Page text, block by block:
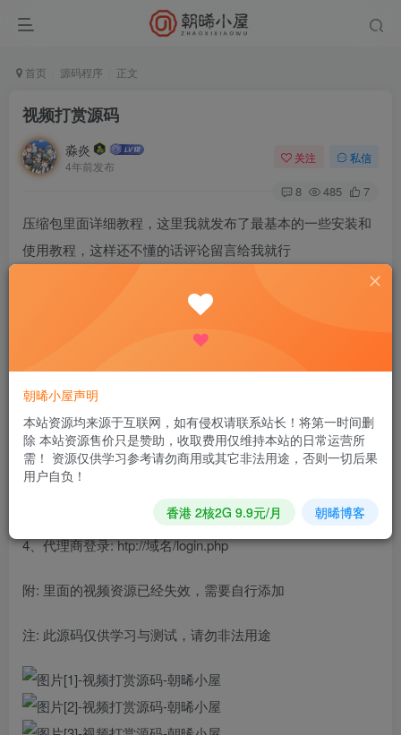
首页 源码程序 正文
视频打赏源码
淼炎
4年前发布
关注 私信
8 485 7
压缩包里面详细教程，这里我就发布了最基本的一些安装和
使用教程，这样还不懂的话评论留言给我就行
1、解压并打开浏览器输入网址完成网站安装: htp:/域
账号: admin
4、代理商登录: htp://域名/login.php
附: 里面的视频资源已经失效，需要自行添加
注: 此源码仅供学习与测试，请勿非法用途
朝晞小屋声明
本站资源均来源于互联网，如有侵权请联系站长！将第一时间删
除 本站资源售价只是赞助，收取费用仅维持本站的日常运营所
需！ 资源仅供学习参考请勿商用或其它非法用途，否则一切后果
用户自负！
香港 2核2G 9.9元/月 朝晞博客